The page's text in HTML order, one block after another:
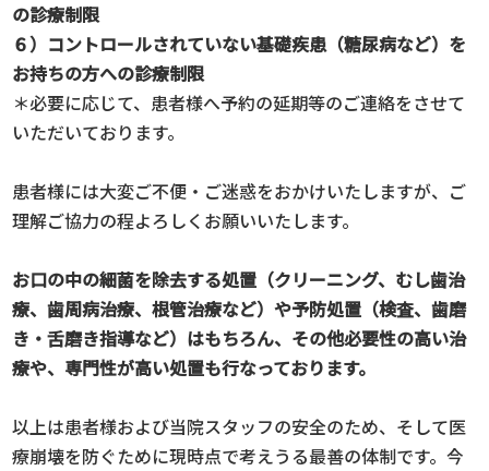
の診療制限
６）コントロールされていない基礎疾患（糖尿病など）を
お持ちの方への診療制限
＊必要に応じて、患者様へ予約の延期等のご連絡をさせて
いただいております。
患者様には大変ご不便・ご迷惑をおかけいたしますが、ご
理解ご協力の程よろしくお願いいたします。
お口の中の細菌を除去する処置（クリーニング、むし歯治
療、歯周病治療、根管治療など）や予防処置（検査、歯磨
き・舌磨き指導など）はもちろん、その他必要性の高い治
療や、専門性が高い処置も行なっております。
以上は患者様および当院スタッフの安全のため、そして医
療崩壊を防ぐために現時点で考えうる最善の体制です。今